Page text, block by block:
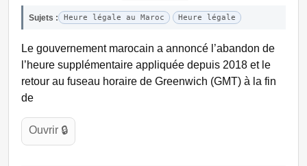
Sujets : Heure légale au Maroc Heure légale
Le gouvernement marocain a annoncé l’abandon de
l’heure supplémentaire appliquée depuis 2018 et le
retour au fuseau horaire de Greenwich (GMT) à la fin
de
Ouvrir 🔒